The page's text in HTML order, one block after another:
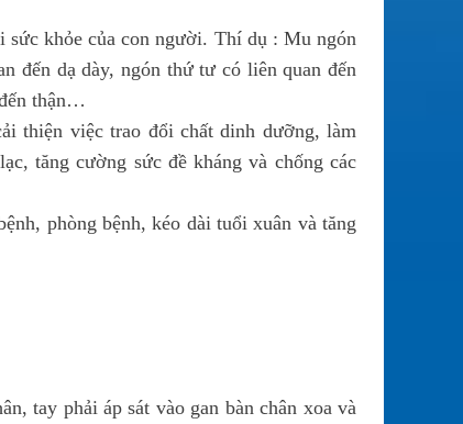
khỏe của con người. Thí dụ : Mu ngón
đến dạ dày, ngón thứ tư có liên quan đến
thận…
thiện việc trao đổi chất dinh dưỡng, làm
tăng cường sức đề kháng và chống các
phòng bệnh, kéo dài tuổi xuân và tăng
tay phải áp sát vào gan bàn chân xoa và